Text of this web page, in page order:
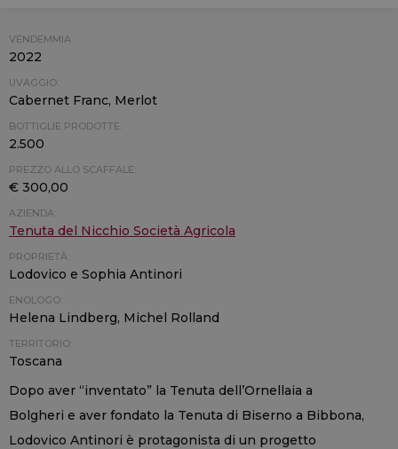
VENDEMMIA:
2022
UVAGGIO:
Cabernet Franc, Merlot
BOTTIGLIE PRODOTTE:
2.500
PREZZO ALLO SCAFFALE:
€ 300,00
AZIENDA:
Tenuta del Nicchio Società Agricola
PROPRIETÀ:
Lodovico e Sophia Antinori
ENOLOGO:
Helena Lindberg, Michel Rolland
TERRITORIO:
Toscana
Dopo aver “inventato” la Tenuta dell’Ornellaia a
Bolgheri e aver fondato la Tenuta di Biserno a Bibbona,
Lodovico Antinori è protagonista di un progetto